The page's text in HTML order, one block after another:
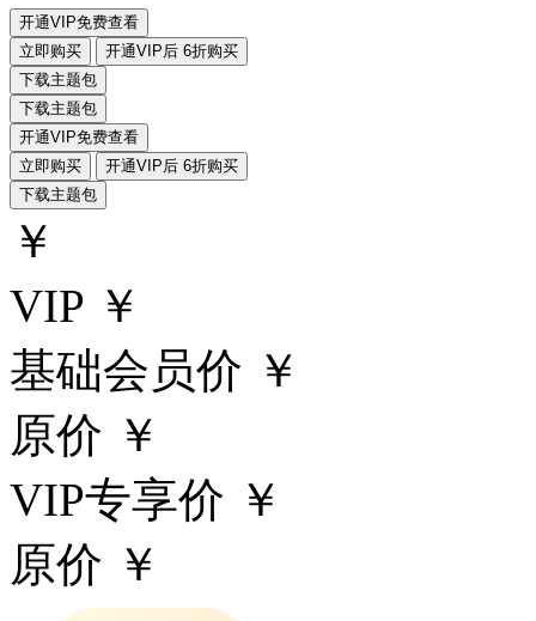
开通VIP免费查看
立即购买
开通VIP后 6折购买
下载主题包
下载主题包
开通VIP免费查看
立即购买
开通VIP后 6折购买
下载主题包
￥
VIP ￥
基础会员价 ￥
原价 ￥
VIP专享价 ￥
原价 ￥